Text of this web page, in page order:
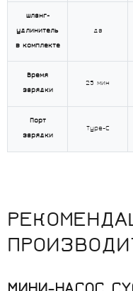
Шланг-
удлинитель
в комплекте
да
Время
зарядки
25 мин
Порт
зарядки
Type-C